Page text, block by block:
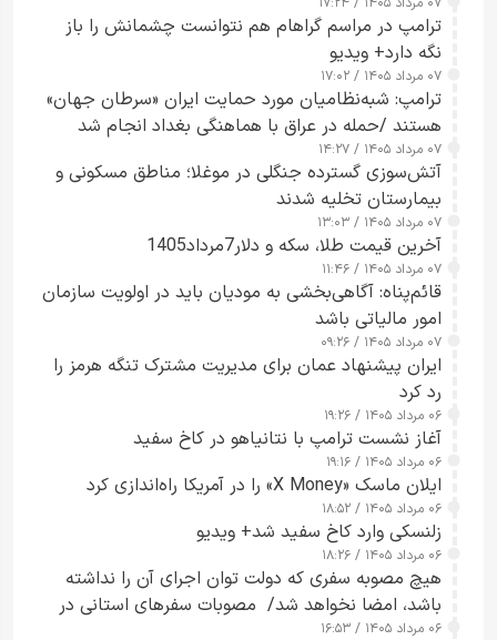
ترامپ در مراسم گراهام هم نتوانست چشمانش را باز
نگه دارد+ ویدیو
۰۷ مرداد ۱۴۰۵ / ۱۷:۰۲
ترامپ: شبه‌نظامیان مورد حمایت ایران «سرطان جهان»
هستند /حمله در عراق با هماهنگی بغداد انجام شد
۰۷ مرداد ۱۴۰۵ / ۱۴:۲۷
آتش‌سوزی گسترده جنگلی در موغلا؛ مناطق مسکونی و
بیمارستان تخلیه شدند
۰۷ مرداد ۱۴۰۵ / ۱۳:۰۳
آخرین قیمت طلا، سکه و دلار7مرداد1405
۰۷ مرداد ۱۴۰۵ / ۱۱:۴۶
قائم‌پناه: آگاهی‌بخشی به مودیان باید در اولویت سازمان
امور مالیاتی باشد
۰۷ مرداد ۱۴۰۵ / ۰۹:۲۶
ایران پیشنهاد عمان برای مدیریت مشترک تنگه هرمز را
رد کرد
۰۶ مرداد ۱۴۰۵ / ۱۹:۲۶
آغاز نشست ترامپ با نتانیاهو در کاخ سفید
۰۶ مرداد ۱۴۰۵ / ۱۹:۱۶
ایلان ماسک «X Money» را در آمریکا راه‌اندازی کرد
۰۶ مرداد ۱۴۰۵ / ۱۸:۵۲
زلنسکی وارد کاخ سفید شد+ ویدیو
۰۶ مرداد ۱۴۰۵ / ۱۸:۲۶
هیچ مصوبه سفری که دولت توان اجرای آن را نداشته
باشد، امضا نخواهد شد/ مصوبات سفرهای استانی در
چارچوب قانون بودجه است+ عکس
۰۶ مرداد ۱۴۰۵ / ۱۶:۵۳